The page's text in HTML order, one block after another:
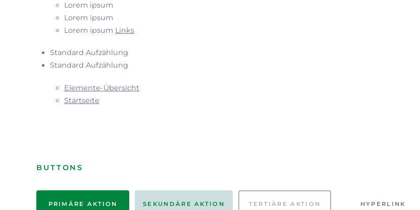
Lorem ipsum
Lorem ipsum
Lorem ipsum Links
Standard Aufzählung
Standard Aufzählung
Elemente-Übersicht
Startseite
BUTTONS
PRIMÄRE AKTION SEKUNDÄRE AKTION TERTIÄRE AKTION HYPERLINK